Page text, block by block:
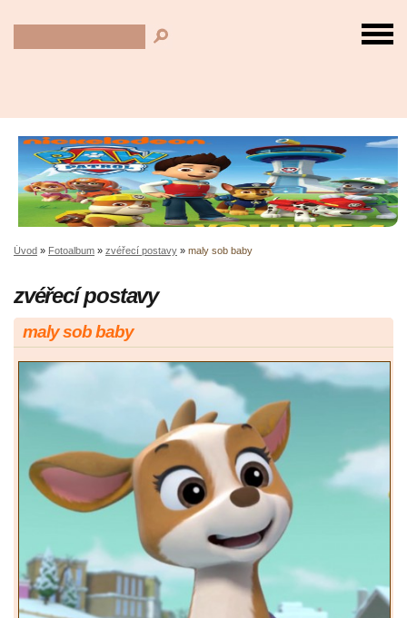
Úvod » Fotoalbum » zvéřecí postavy » maly sob baby
zvéřecí postavy
maly sob baby